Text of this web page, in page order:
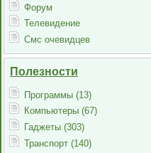
Форум
Телевидение
Смс очевидцев
Полезности
Программы (13)
Компьютеры (67)
Гаджеты (303)
Транспорт (140)